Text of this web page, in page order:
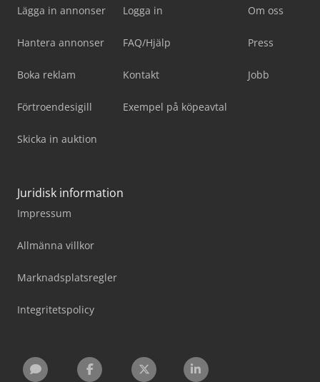
Lägga in annonser
Hantera annonser
Boka reklam
Förtroendesigill
Skicka in auktion
Logga in
FAQ/Hjälp
Kontakt
Exempel på köpeavtal
Om oss
Press
Jobb
Juridisk information
Impressum
Allmänna villkor
Marknadsplatsregler
Integritetspolicy